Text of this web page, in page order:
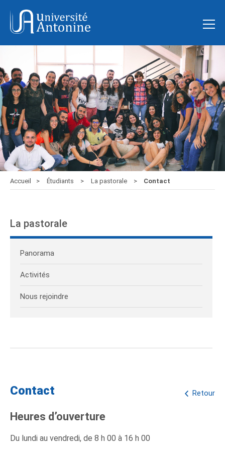
Accueil Étudiants La pastorale Contact
La pastorale
Panorama
Activités
Nous rejoindre
Retour
Contact
Heures d’ouverture
Du lundi au vendredi, de 8 h 00 à 16 h 00